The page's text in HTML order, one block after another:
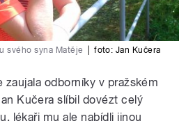
svého syna Matěje foto: Jan Kučera
zaujala odborníky v pražském
Kučera slíbil dovézt celý
lékaři mu ale nabídli jinou